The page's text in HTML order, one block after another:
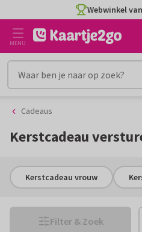
naar
inhoud
naar
het
filter
Webwinkel
MENU
Cadeaus
Kerstcadeau
Kerstcadeau vrouw
Filter & Zoek